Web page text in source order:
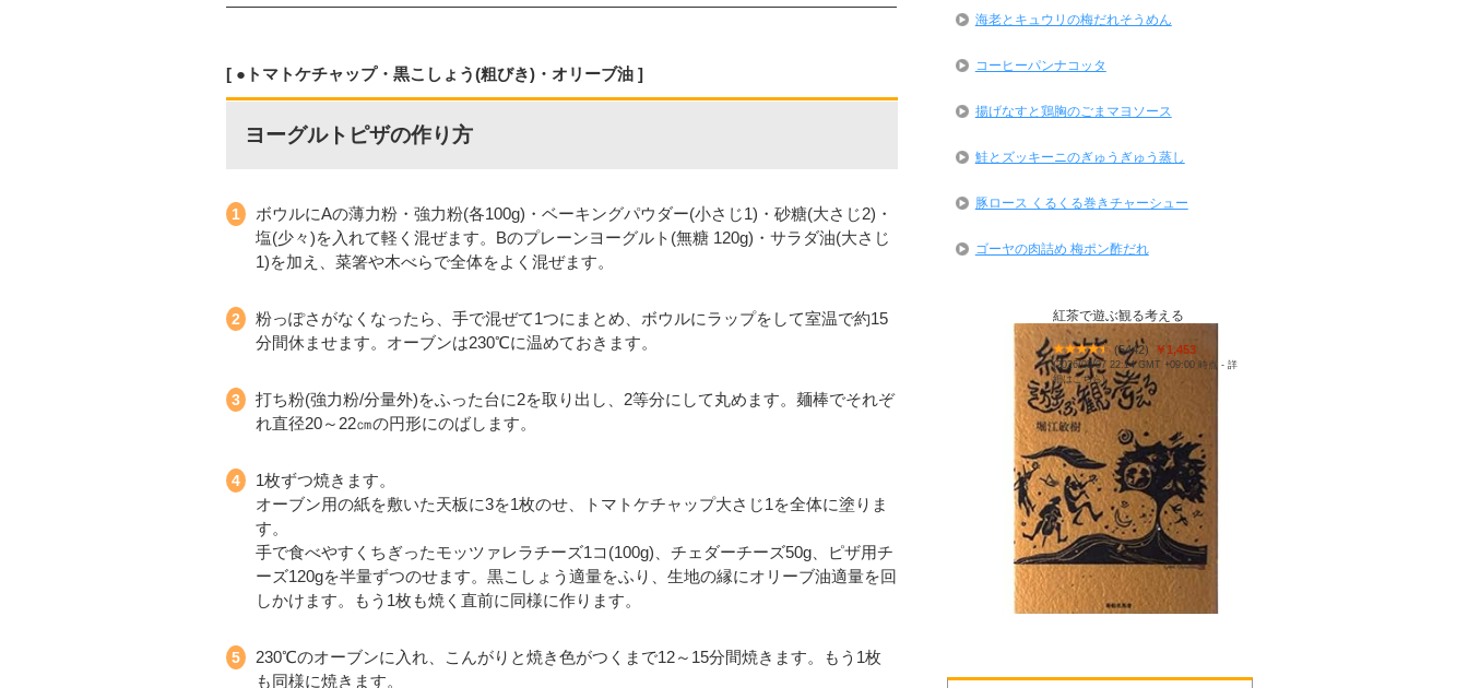
●トマトケチャップ・黒こしょう(粗びき)・オリーブ油
ヨーグルトピザの作り方
ボウルにAの薄力粉・強力粉(各100g)・ベーキングパウダー(小さじ1)・砂糖(大さじ2)・
塩(少々)を入れて軽く混ぜます。Bのプレーンヨーグルト(無糖 120g)・サラダ油(大さじ
1)を加え、菜箸や木べらで全体をよく混ぜます。
粉っぽさがなくなったら、手で混ぜて1つにまとめ、ボウルにラップをして室温で約15
分間休ませます。オーブンは230℃に温めておきます。
打ち粉(強力粉/分量外)をふった台に2を取り出し、2等分にして丸めます。麺棒でそれぞ
れ直径20～22㎝の円形にのばします。
1枚ずつ焼きます。
オーブン用の紙を敷いた天板に3を1枚のせ、トマトケチャップ大さじ1を全体に塗りま
す。
手で食べやすくちぎったモッツァレラチーズ1コ(100g)、チェダーチーズ50g、ピザ用チ
ーズ120gを半量ずつのせます。黒こしょう適量をふり、生地の縁にオリーブ油適量を回
しかけます。もう1枚も焼く直前に同様に作ります。
230℃のオーブンに入れ、こんがりと焼き色がつくまで12～15分間焼きます。もう1枚
も同様に焼きます。
海老とキュウリの梅だれそうめん
コーヒーパンナコッタ
揚げなすと鶏胸のごまマヨソース
鮭とズッキーニのぎゅうぎゅう蒸し
豚ロース くるくる巻きチャーシュー
ゴーヤの肉詰め 梅ポン酢だれ
紅茶で遊ぶ観る考える
(5442) ￥1,453
(2026/08/07 22:14 GMT +09:00 時点 -詳
細はこちら)